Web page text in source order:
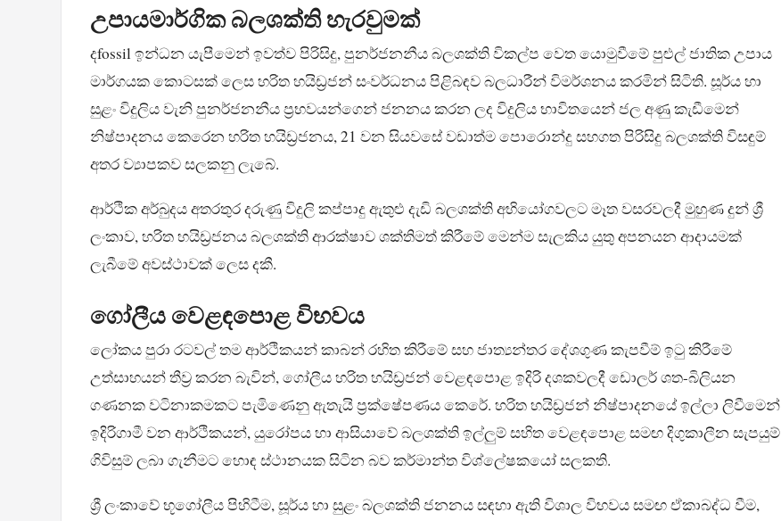
උපායමාර්ගික බලශක්ති හැරවුමක්
දfossil ඉන්ධන යැපීමෙන් ඉවත්ව පිරිසිදු, පුනර්ජනනීය බලශක්ති විකල්ප වෙත යොමුවීමේ පුළුල් ජාතික උපාය
මාර්ගයක කොටසක් ලෙස හරිත හයිඩ්‍රජන් සංවර්ධනය පිළිබඳව බලධාරීන් විමර්ශනය කරමින් සිටිති. සූර්ය හා
සුළං විදුලිය වැනි පුනර්ජනනීය ප්‍රභවයන්ගෙන් ජනනය කරන ලද විදුලිය භාවිතයෙන් ජල අණු කැඩීමෙන්
නිෂ්පාදනය කෙරෙන හරිත හයිඩ්‍රජනය, 21 වන සියවසේ වඩාත්ම පොරොන්දු සහගත පිරිසිදු බලශක්ති විසඳුම්
අතර ව්‍යාපකව සලකනු ලැබේ.
ආර්ථික අර්බුදය අතරතුර දරුණු විදුලි කප්පාදු ඇතුළු දැඩි බලශක්ති අභියෝගවලට මෑත වසරවලදී මුහුණ දුන් ශ්‍රී
ලංකාව, හරිත හයිඩ්‍රජනය බලශක්ති ආරක්ෂාව ශක්තිමත් කිරීමේ මෙන්ම සැලකිය යුතු අපනයන ආදායමක්
ලැබීමේ අවස්ථාවක් ලෙස දකී.
ගෝලීය වෙළඳපොළ විභවය
ලෝකය පුරා රටවල් තම ආර්ථිකයන් කාබන් රහිත කිරීමේ සහ ජාත්‍යන්තර දේශගුණ කැපවීම් ඉටු කිරීමේ
උත්සාහයන් තීව්‍ර කරන බැවින්, ගෝලීය හරිත හයිඩ්‍රජන් වෙළඳපොළ ඉදිරි දශකවලදී ඩොලර් ශත-බිලියන
ගණනක වටිනාකමකට පැමිණෙනු ඇතැයි ප්‍රක්ෂේපණය කෙරේ. හරිත හයිඩ්‍රජන් නිෂ්පාදනයේ ඉල්ලා ලිවීමෙන්
ඉදිරිගාමී වන ආර්ථිකයන්, යුරෝපය හා ආසියාවේ බලශක්ති ඉල්ලුම් සහිත වෙළඳපොළ සමඟ දිගුකාලීන සැපයුම්
ගිවිසුම් ලබා ගැනීමට හොඳ ස්ථානයක සිටින බව කර්මාන්ත විශ්ලේෂකයෝ සලකති.
ශ්‍රී ලංකාවේ භූගෝලීය පිහිටීම, සූර්ය හා සුළං බලශක්ති ජනනය සඳහා ඇති විශාල විභවය සමඟ ඒකාබද්ධ වීම,